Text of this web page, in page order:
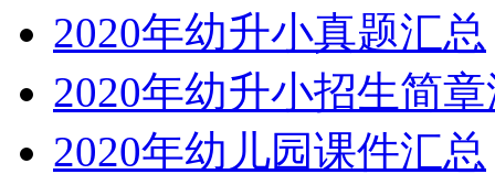
2020年幼升小真题汇总
2020年幼升小招生简
2020年幼儿园课件汇总